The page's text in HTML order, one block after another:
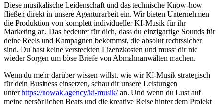
Diese musikalische Leidenschaft und das technische Know-how
fließen direkt in unsere Agenturarbeit ein. Wir bieten Unternehmen
die Produktion von komplett individueller KI-Musik für ihr
Marketing an. Das bedeutet für dich, dass du einzigartige Sounds für
deine Reels und Kampagnen bekommst, die absolut rechtssicher
sind. Du hast keine versteckten Lizenzkosten und musst dir nie
wieder Sorgen um böse Briefe von Abmahnanwälten machen.
Wenn du mehr darüber wissen willst, wie wir KI-Musik strategisch
für dein Business einsetzen, schau dir unsere Leistungen
unterhttps://nowak.agency/ki-musik/an. Und wenn du Lust auf
meine persönlichen Beats und die kreative Reise hinter dem Projekt